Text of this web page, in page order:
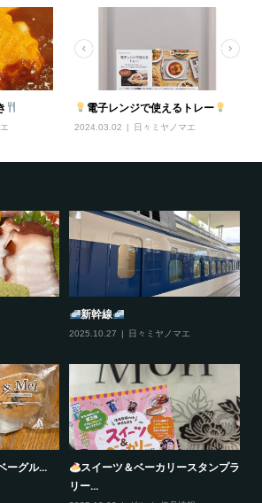
電子レンジで使えるトレー
2024.03.02 日々ミヤノマエ
新幹線
2025.10.27 日々ミヤノマエ
ーグル...
スイーツ＆ベーカリースタンプラ
リー...